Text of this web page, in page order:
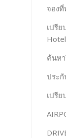
จอง
เปรีย
ค้นห
ประกั
เปรีย